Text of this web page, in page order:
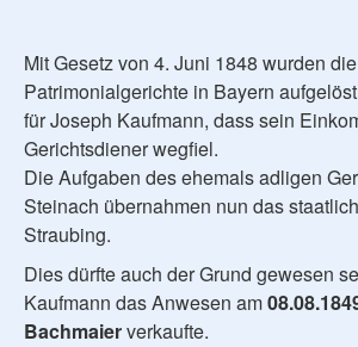
Mit Gesetz von 4. Juni 1848 wurden die
Patrimonialgerichte in Bayern
für Joseph Kaufmann, dass sein
Gerichtsdiener wegfiel.
Die Aufgaben des ehemals adligen
Steinach übernahmen nun das
Straubing.
Dies dürfte auch der Grund gewesen
Kaufmann das Anwesen am
Bachmaierverkaufte.